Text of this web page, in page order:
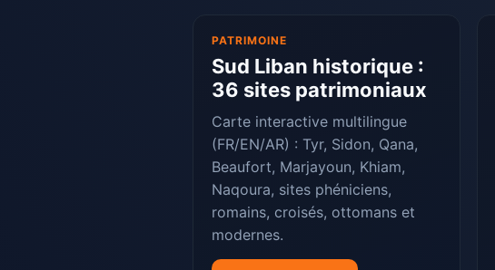
PATRIMOINE
Sud Liban historique :
36 sites patrimoniaux
Carte interactive multilingue
(FR/EN/AR) : Tyr, Sidon, Qana,
Beaufort, Marjayoun, Khiam,
Naqoura, sites phéniciens,
romains, croisés, ottomans et
modernes.